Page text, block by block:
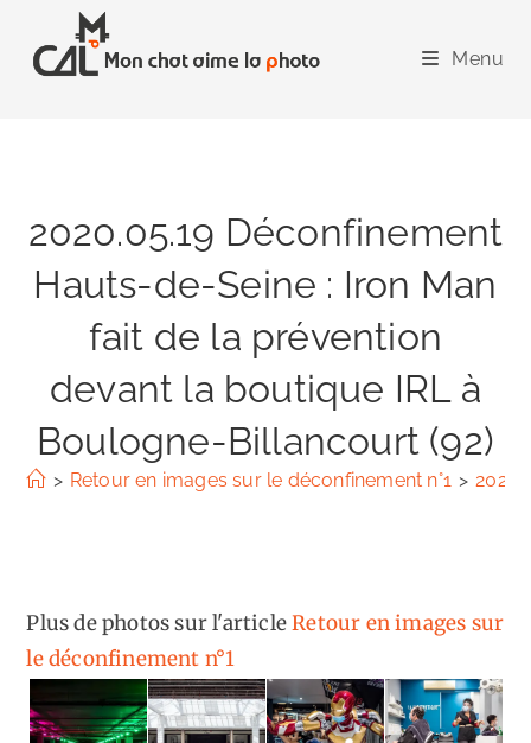
content
Menu
2020.05.19 Déconfinement
Hauts-de-Seine : Iron Man
fait de la prévention
devant la boutique IRL à
Boulogne-Billancourt (92)
> Retour en images sur le déconfinement n°1 >
Plus de photos sur l'articleRetour en images sur
le déconfinement n°1